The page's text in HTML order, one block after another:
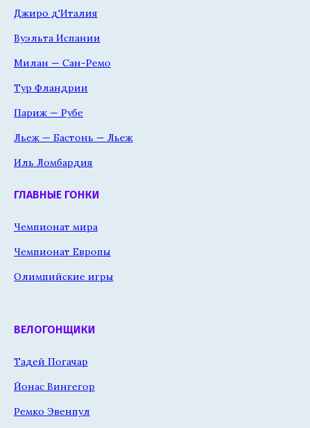
Джиро д'Италия
Вуэльта Испании
Милан — Сан-Ремо
Тур Фландрии
Париж — Рубе
Льеж — Бастонь — Льеж
Иль Ломбардия
ГЛАВНЫЕ ГОНКИ
Чемпионат мира
Чемпионат Европы
Олимпийские игры
ВЕЛОГОНЩИКИ
Тадей Погачар
Йонас Вингегор
Ремко Эвенпул